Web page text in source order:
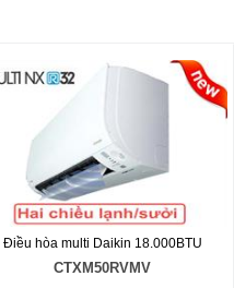
Điều hòa multi Daikin 18.000BTU
CTXM50RVMV